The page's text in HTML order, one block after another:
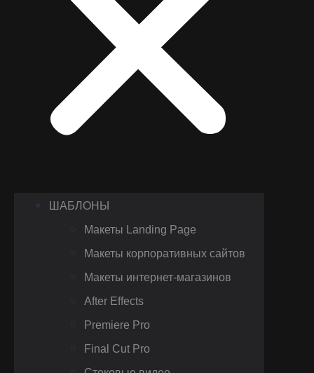
ШАБЛОНЫ
Макеты Landing Page
Макеты корпоративных сайтов
Макеты интернет-магазинов
After Effects
Premiere Pro
Final Cut Pro